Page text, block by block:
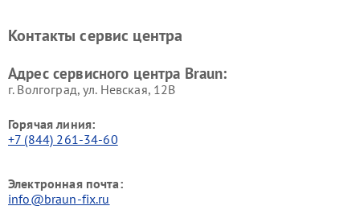
Контакты сервис центра
Адрес сервисного центра Braun:
г. Волгоград, ул. Невская, 12В
Горячая линия:
+7 (844) 261-34-60
Электронная почта:
info@braun-fix.ru